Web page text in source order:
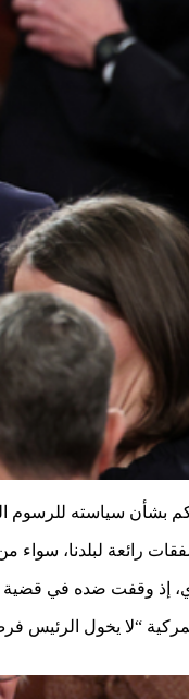
بشأن سياسته للرسوم
رائعة لبلدنا، سواء من
إذ وقفت ضده في قضية
لتبرير الرسوم